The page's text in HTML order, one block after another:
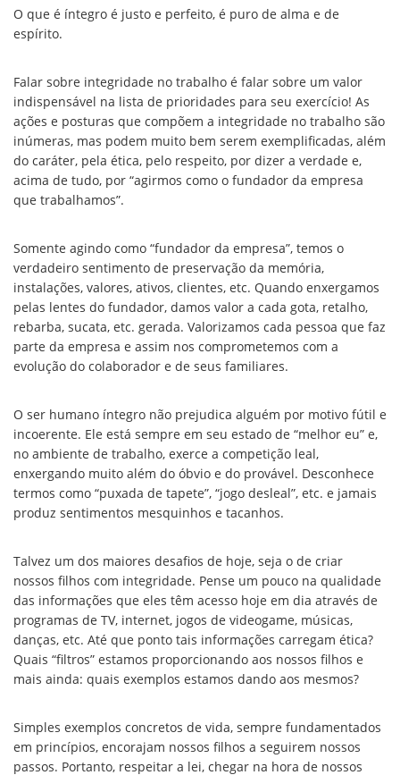
O que é íntegro é justo e perfeito, é puro de alma e de
espírito.
Falar sobre integridade no trabalho é falar sobre um valor
indispensável na lista de prioridades para seu exercício! As
ações e posturas que compõem a integridade no trabalho são
inúmeras, mas podem muito bem serem exemplificadas, além
do caráter, pela ética, pelo respeito, por dizer a verdade e,
acima de tudo, por “agirmos como o fundador da empresa
que trabalhamos”.
Somente agindo como “fundador da empresa”, temos o
verdadeiro sentimento de preservação da memória,
instalações, valores, ativos, clientes, etc. Quando enxergamos
pelas lentes do fundador, damos valor a cada gota, retalho,
rebarba, sucata, etc. gerada. Valorizamos cada pessoa que faz
parte da empresa e assim nos comprometemos com a
evolução do colaborador e de seus familiares.
O ser humano íntegro não prejudica alguém por motivo fútil e
incoerente. Ele está sempre em seu estado de “melhor eu” e,
no ambiente de trabalho, exerce a competição leal,
enxergando muito além do óbvio e do provável. Desconhece
termos como “puxada de tapete”, “jogo desleal”, etc. e jamais
produz sentimentos mesquinhos e tacanhos.
Talvez um dos maiores desafios de hoje, seja o de criar
nossos filhos com integridade. Pense um pouco na qualidade
das informações que eles têm acesso hoje em dia através de
programas de TV, internet, jogos de videogame, músicas,
danças, etc. Até que ponto tais informações carregam ética?
Quais “filtros” estamos proporcionando aos nossos filhos e
mais ainda: quais exemplos estamos dando aos mesmos?
Simples exemplos concretos de vida, sempre fundamentados
em princípios, encorajam nossos filhos a seguirem nossos
passos. Portanto, respeitar a lei, chegar na hora de nossos